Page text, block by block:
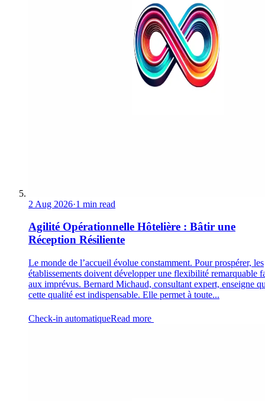
2 Aug 2026·1 min read
Agilité Opérationnelle Hôtelière : Bâtir une
Réception Résiliente
Le monde de l’accueil évolue constamment. Pour prospérer, les
établissements doivent développer une flexibilité remarquable
aux imprévus. Bernard Michaud, consultant expert, enseigne
cette qualité est indispensable. Elle permet à toute...
Check-in automatiqueRead more